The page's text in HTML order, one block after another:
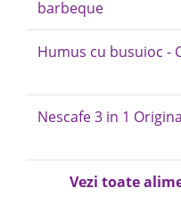
barbeque
Humus cu busuioc -
Nescafe 3 in 1
Vezi toate